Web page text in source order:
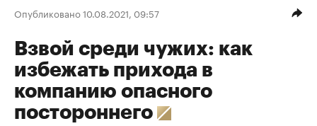
Опубликовано 10.08.2021, 09:57
Взвой среди чужих: как
избежать прихода в
компанию опасного
постороннего